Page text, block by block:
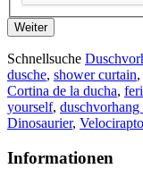
Weiter
Schnellsuche
dusche, shower curtain,
Cortina de la ducha,
yourself, duschvorhang
Dinosaurier,
Informationen